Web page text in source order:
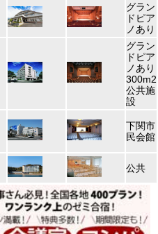
グラン
ドピア
ノあり
グラン
ドピア
ノあり
300m2
公共施
設
下関市
民会館
公共